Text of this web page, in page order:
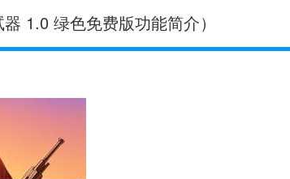
1.0 绿色免费版功能简介）